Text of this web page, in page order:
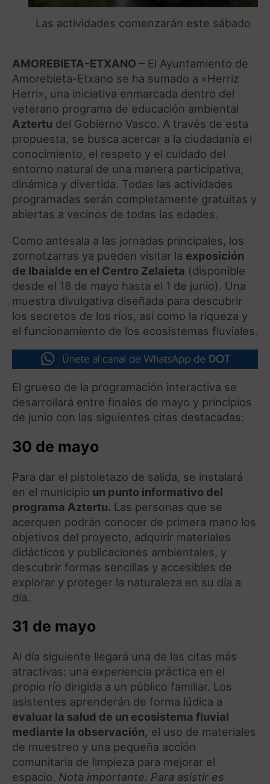
Las actividades comenzarán este sábado
AMOREBIETA-ETXANO – El Ayuntamiento de
Amorebieta-Etxano se ha sumado a «Herriz
Herri», una iniciativa enmarcada dentro del
veterano programa de educación ambiental
Aztertu del Gobierno Vasco. A través de esta
propuesta, se busca acercar a la ciudadanía el
conocimiento, el respeto y el cuidado del
entorno natural de una manera participativa,
dinámica y divertida. Todas las actividades
programadas serán completamente gratuitas y
abiertas a vecinos de todas las edades.
Como antesala a las jornadas principales, los
zornotzarras ya pueden visitar la exposición
de Ibaialde en el Centro Zelaieta (disponible
desde el 18 de mayo hasta el 1 de junio). Una
muestra divulgativa diseñada para descubrir
los secretos de los ríos, así como la riqueza y
el funcionamiento de los ecosistemas fluviales.
El grueso de la programación interactiva se
desarrollará entre finales de mayo y principios
de junio con las siguientes citas destacadas:
30 de mayo
Para dar el pistoletazo de salida, se instalará
en el municipio un punto informativo del
programa Aztertu. Las personas que se
acerquen podrán conocer de primera mano los
objetivos del proyecto, adquirir materiales
didácticos y publicaciones ambientales, y
descubrir formas sencillas y accesibles de
explorar y proteger la naturaleza en su día a
día.
31 de mayo
Al día siguiente llegará una de las citas más
atractivas: una experiencia práctica en el
propio río dirigida a un público familiar. Los
asistentes aprenderán de forma lúdica a
evaluar la salud de un ecosistema fluvial
mediante la observación, el uso de materiales
de muestreo y una pequeña acción
comunitaria de limpieza para mejorar el
espacio. Nota importante: Para asistir es